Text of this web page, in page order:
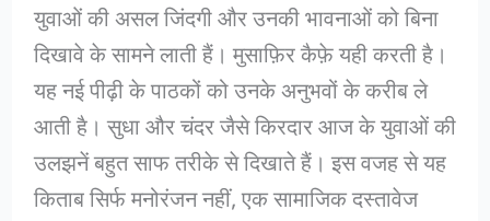
युवाओं की असल जिंदगी और उनकी भावनाओं को बिना
दिखावे के सामने लाती हैं। मुसाफ़िर कैफ़े यही करती है।
यह नई पीढ़ी के पाठकों को उनके अनुभवों के करीब ले
आती है। सुधा और चंदर जैसे किरदार आज के युवाओं की
उलझनें बहुत साफ तरीके से दिखाते हैं। इस वजह से यह
किताब सिर्फ मनोरंजन नहीं, एक सामाजिक दस्तावेज